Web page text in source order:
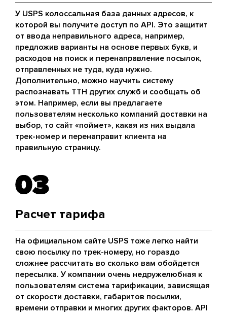
У USPS колоссальная база данных адресов, к
которой вы получите доступ по API. Это защитит
от ввода неправильного адреса, например,
предложив варианты на основе первых букв, и
расходов на поиск и перенаправление посылок,
отправленных не туда, куда нужно.
Дополнительно, можно научить систему
распознавать ТТН других служб и сообщать об
этом. Например, если вы предлагаете
пользователям несколько компаний доставки на
выбор, то сайт «поймет», какая из них выдала
трек-номер и перенаправит клиента на
правильную страницу.
03
03
Расчет тарифа
На официальном сайте USPS тоже легко найти
свою посылку по трек-номеру, но гораздо
сложнее рассчитать во сколько вам обойдется
пересылка. У компании очень недружелюбная к
пользователям система тарификации, зависящая
от скорости доставки, габаритов посылки,
времени отправки и многих других факторов. API